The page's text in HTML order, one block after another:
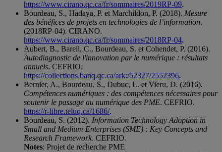
https://www.cirano.qc.ca/fr/sommaires/2019RP-09.
Bourdeau, S., Hadaya, P. et Marchildon, P. (2018). Mesure
des bénéfices de projets en technologies de l’information.
(2018RP-04). CIRANO.
https://www.cirano.qc.ca/fr/sommaires/2018RP-04.
Aubert, B., Bareil, C., Bourdeau, S. et Cohendet, P. (2016).
Autodiagnostic de l'innovation par le numérique : résultats
annuels. CEFRIO.
https://collections.banq.qc.ca/ark:/52327/2552396.
Bernier, A., Bourdeau, S., Dubuc, L. et Vieru, D. (2016).
Compétences numériques : des compétences nécessaires pour
soutenir le passage au numérique des PME. CEFRIO.
https://r-libre.teluq.ca/1686/.
Bourdeau, S. (2012). Information Technology Adoption in
Small and Medium Enterprises (SME) : Key Concepts and
Research Framework. CEFRIO.
Notes: Projet de recherche PME